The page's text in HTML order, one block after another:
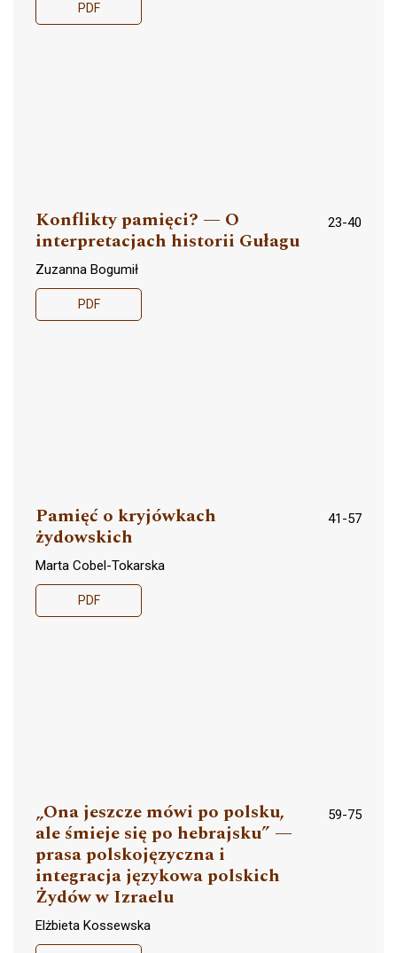
PDF
Konflikty pamięci? — O
interpretacjach historii Gułagu
23-40
Zuzanna Bogumił
PDF
Pamięć o kryjówkach
żydowskich
41-57
Marta Cobel-Tokarska
PDF
„Ona jeszcze mówi po polsku,
ale śmieje się po hebrajsku” —
prasa polskojęzyczna i
integracja językowa polskich
Żydów w Izraelu
59-75
Elżbieta Kossewska